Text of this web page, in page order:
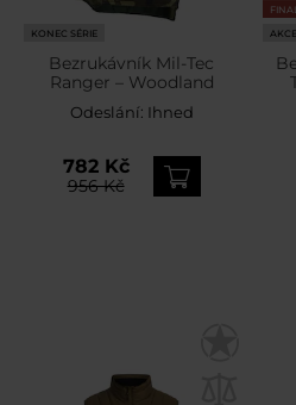
KONEC SÉRIE
Bezrukávník Mil-Tec
Ranger – Woodland
Odeslání: Ihned
782 Kč
956 Kč
AKCE